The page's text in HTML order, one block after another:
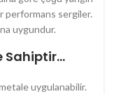
performans sergiler.
uygundur.
Sahiptir…
uygulanabilir.